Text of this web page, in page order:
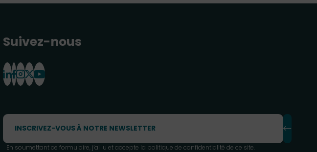
Suivez-nous
En soumettant ce formulaire, j’ai lu et accepte la politique de confidentialité de ce site.